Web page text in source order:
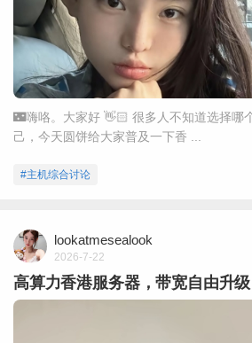
🌃嗨咯。大家好 👋🏻 很多人不知道选择哪
己，今天圆饼给大家普及一下香 ...
#主机综合讨论
lookatmesealook
2026-7-22
高算力香港服务器，带宽自由升级